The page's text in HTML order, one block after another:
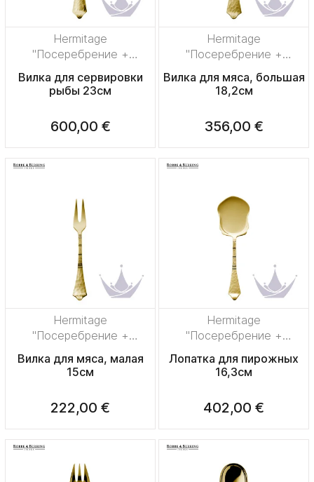
Hermitage
"Посеребрение +
Вилка для сервировки
рыбы 23см
600,00 €
Hermitage
"Посеребрение +
сплошная позолота"
Вилка для мяса, большая
18,2см
356,00 €
Hermitage
"Посеребрение +
Вилка для мяса, малая
15см
222,00 €
Hermitage
"Посеребрение +
Лопатка для пирожных
16,3см
402,00 €